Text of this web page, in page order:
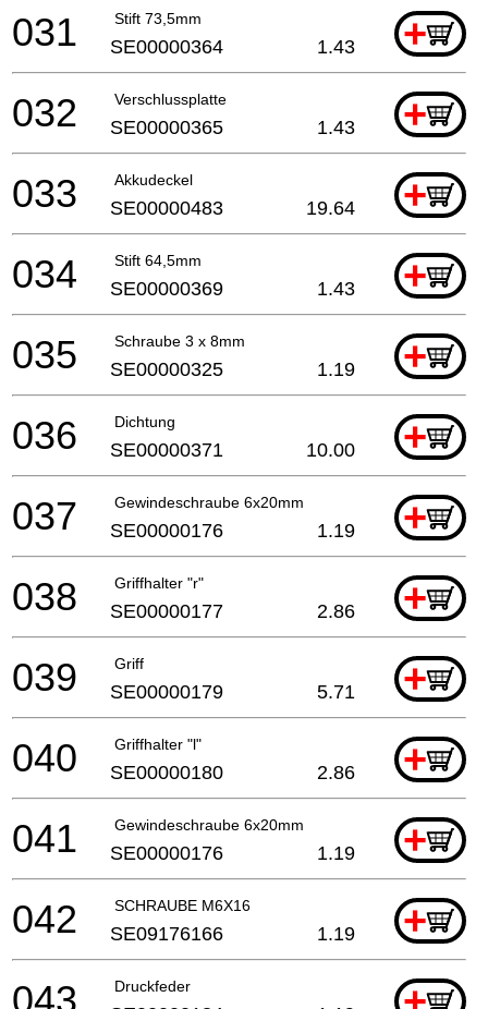
Stift 73,5mm +
031 SE00000364 1.43
Verschlussplatte +
032 SE00000365 1.43
Akkudeckel +
033 SE00000483 19.64
Stift 64,5mm +
034 SE00000369 1.43
Schraube 3 x 8mm +
035 SE00000325 1.19
Dichtung +
036 SE00000371 10.00
Gewindeschraube 6x20mm +
037 SE00000176 1.19
Griffhalter "r" +
038 SE00000177 2.86
Griff +
039 SE00000179 5.71
Griffhalter "l" +
040 SE00000180 2.86
Gewindeschraube 6x20mm +
041 SE00000176 1.19
SCHRAUBE M6X16 +
042 SE09176166 1.19
Druckfeder
043